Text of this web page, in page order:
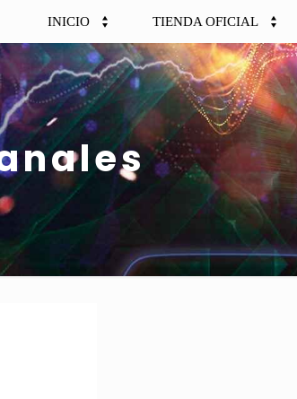
INICIO TIENDA OFICIAL